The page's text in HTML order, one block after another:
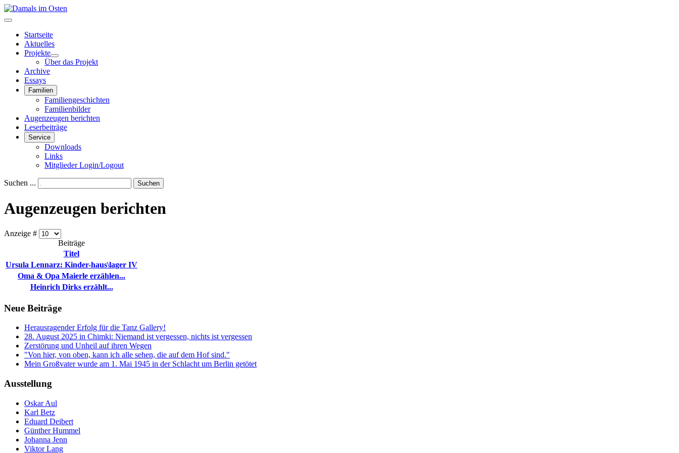
Startseite
Aktuelles
Projekte
Über das Projekt
Archive
Essays
Familien
Familiengeschichten
Familienbilder
Augenzeugen berichten
Leserbeiträge
Service
Downloads
Links
Mitglieder Login/Logout
Suchen ... Suchen
Augenzeugen berichten
Anzeige #
Beiträge
Titel
Ursula Lennarz: Kinder-haus\lager IV
Oma & Opa Maierle erzählen...
Heinrich Dirks erzählt...
Neue Beiträge
Herausragender Erfolg für die Tanz Gallery!
28. August 2025 in Chimki: Niemand ist vergessen, nichts ist vergessen
Zerstörung und Unheil auf ihren Wegen
"Von hier, von oben, kann ich alle sehen, die auf dem Hof sind."
Mein Großvater wurde am 1. Mai 1945 in der Schlacht um Berlin getötet
Ausstellung
Oskar Aul
Karl Betz
Eduard Deibert
Günther Hummel
Johanna Jenn
Viktor Lang